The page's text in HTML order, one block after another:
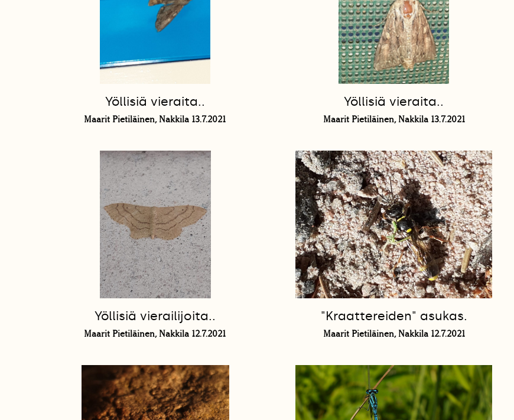
Yöllisiä vieraita..
Maarit Pietiläinen, Nakkila 13.7.2021
Yöllisiä vieraita..
Maarit Pietiläinen, Nakkila 13.7.2021
Yöllisiä vierailijoita..
Maarit Pietiläinen, Nakkila 12.7.2021
"Kraattereiden" asukas.
Maarit Pietiläinen, Nakkila 12.7.2021